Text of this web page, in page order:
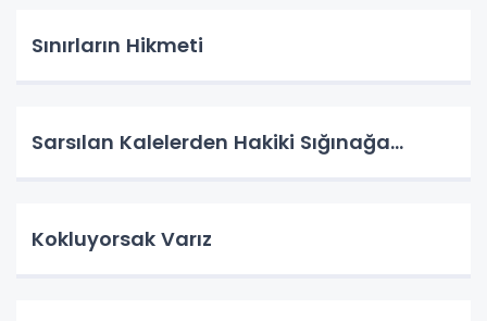
Sınırların Hikmeti
Sarsılan Kalelerden Hakiki Sığınağa...
Kokluyorsak Varız